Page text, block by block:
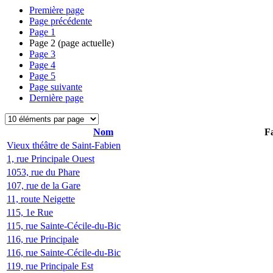
Première page
Page précédente
Page 1
Page 2 (page actuelle)
Page 3
Page 4
Page 5
Page suivante
Dernière page
Nom
Vieux théâtre de Saint-Fabien
1, rue Principale Ouest
1053, rue du Phare
107, rue de la Gare
11, route Neigette
115, 1e Rue
115, rue Sainte-Cécile-du-Bic
116, rue Principale
116, rue Sainte-Cécile-du-Bic
119, rue Principale Est